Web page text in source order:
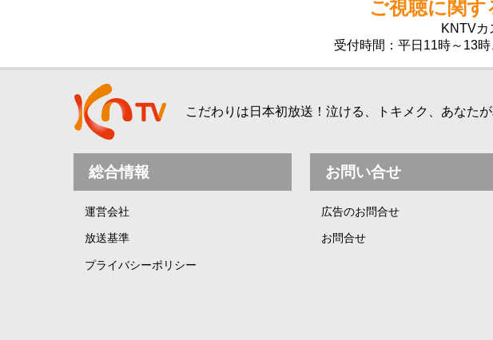
ご視聴に関
KNTV
受付時間：平日11時～13
こだわりは日本初放送！泣ける、トキメク、あなた
総合情報
運営会社
放送基準
プライバシーポリシー
お問い合せ
広告のお問合せ
お問合せ